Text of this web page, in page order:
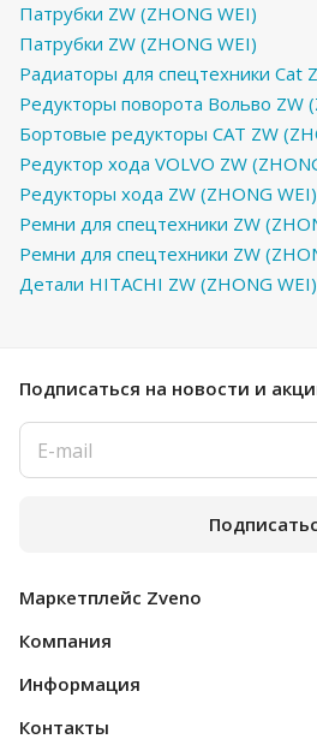
Патрубки ZW (ZHONG WEI)
Патрубки ZW (ZHONG WEI)
Радиаторы для спецтехники Cat
Редукторы поворота Вольво ZW
Бортовые редукторы CAT ZW
Редуктор хода VOLVO ZW
Редукторы хода ZW (ZHONG WEI)
Ремни для спецтехники ZW
Ремни для спецтехники ZW
Детали HITACHI ZW (ZHONG WEI)
Подписаться на новости и
Маркетплейс Zveno
Компания
Информация
Контакты